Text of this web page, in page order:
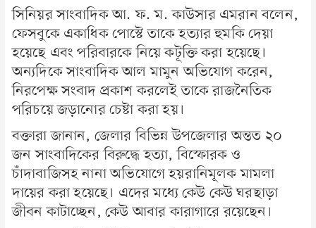
সিনিয়র সাংবাদিক আ. ফ. ম. কাউসার এমরান বলেন,
ফেসবুকে একাধিক পোস্টে তাকে হত্যার হুমকি দেয়া
হয়েছে এবং পরিবারকে নিয়ে কটূক্তি করা হয়েছে।
অন্যদিকে সাংবাদিক আল মামুন অভিযোগ করেন,
নিরপেক্ষ সংবাদ প্রকাশ করলেই তাকে রাজনৈতিক
পরিচয়ে জড়ানোর চেষ্টা করা হয়।
বক্তারা জানান, জেলার বিভিন্ন উপজেলার অন্তত ২০
জন সাংবাদিকের বিরুদ্ধে হত্যা, বিস্ফোরক ও
চাঁদাবাজিসহ নানা অভিযোগে হয়রানিমূলক মামলা
দায়ের করা হয়েছে। এদের মধ্যে কেউ কেউ ঘরছাড়া
জীবন কাটাচ্ছেন, কেউ আবার কারাগারে রয়েছেন।